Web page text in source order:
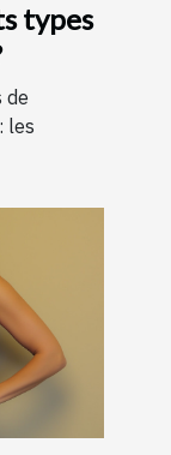
types
de
les